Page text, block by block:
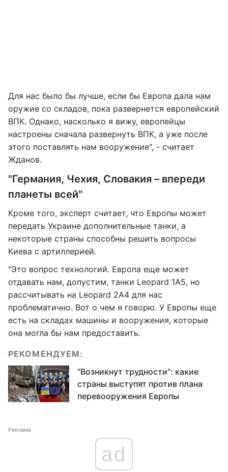
Для нас было бы лучше, если бы Европа дала нам
оружие со складов, пока развернется европейский
ВПК. Однако, насколько я вижу, европейцы
настроены сначала развернуть ВПК, а уже после
этого поставлять нам вооружение", - считает
Жданов.
"Германия, Чехия, Словакия – впереди
планеты всей"
Кроме того, эксперт считает, что Европы может
передать Украине дополнительные танки, а
некоторые страны способны решить вопросы
Киева с артиллерией.
"Это вопрос технологий. Европа еще может
отдавать нам, допустим, танки Leopard 1А5, но
рассчитывать на Leopard 2А4 для нас
проблематично. Вот о чем я говорю. У Европы еще
есть на складах машины и вооружения, которые
она могла бы нам предоставить.
РЕКОМЕНДУЕМ:
"Возникнут трудности": какие
страны выступят против плана
перевооружения Европы
Реклама
ad